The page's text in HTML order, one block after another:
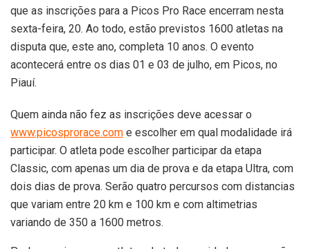
que as inscrições para a Picos Pro Race encerram nesta
sexta-feira, 20. Ao todo, estão previstos 1600 atletas na
disputa que, este ano, completa 10 anos. O evento
acontecerá entre os dias 01 e 03 de julho, em Picos, no
Piauí.
Quem ainda não fez as inscrições deve acessar o
www.picosprorace.com e escolher em qual modalidade irá
participar. O atleta pode escolher participar da etapa
Classic, com apenas um dia de prova e da etapa Ultra, com
dois dias de prova. Serão quatro percursos com distancias
que variam entre 20 km e 100 km e com altimetrias
variando de 350 a 1600 metros.